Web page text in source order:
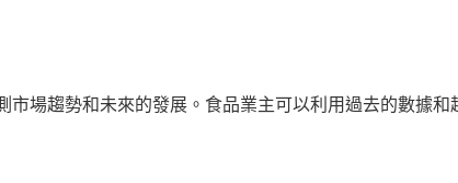
市場趨勢和未來的發展。食品業主可以利用過去的數據和